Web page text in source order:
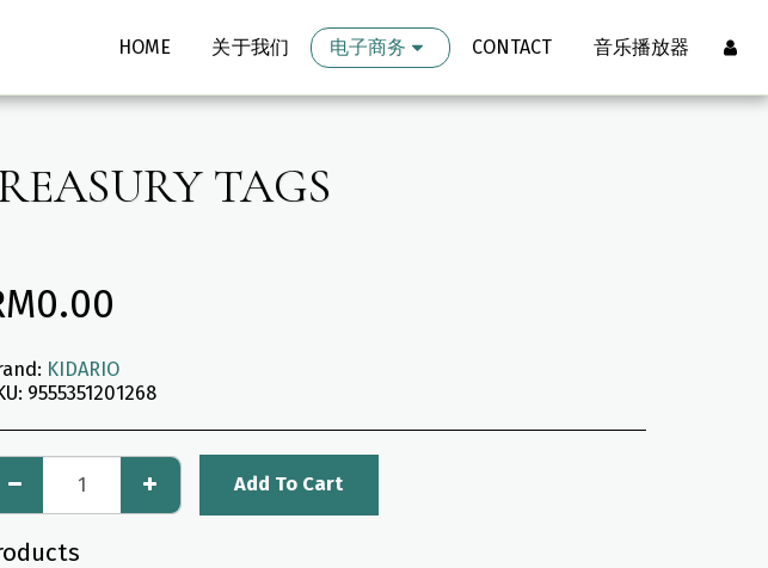
HOME 关于我们 电子商务 CONTACT 音乐播放器
TAGS
0.00
KIDARIO
9555351201268
Add To Cart